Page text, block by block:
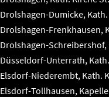
Drolshagen-Dumicke,
Drolshagen-Frenkhausen,
Drolshagen-
Düsseldorf-Unterrath,
Elsdorf-Niederembt, Kath.
Elsdorf-Tollhausen,